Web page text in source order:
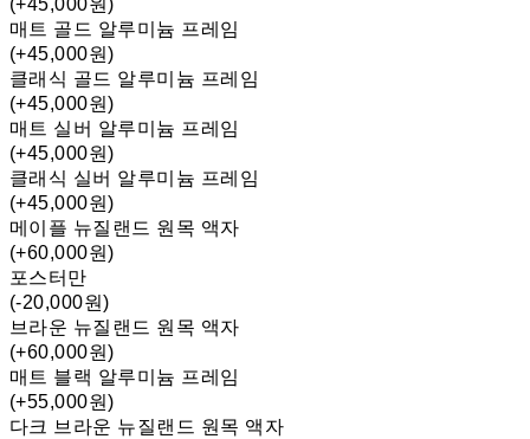
(+45,000원)
매트 골드 알루미늄 프레임
(+45,000원)
클래식 골드 알루미늄 프레임
(+45,000원)
매트 실버 알루미늄 프레임
(+45,000원)
클래식 실버 알루미늄 프레임
(+45,000원)
메이플 뉴질랜드 원목 액자
(+60,000원)
포스터만
(-20,000원)
브라운 뉴질랜드 원목 액자
(+60,000원)
매트 블랙 알루미늄 프레임
(+55,000원)
다크 브라운 뉴질랜드 원목 액자